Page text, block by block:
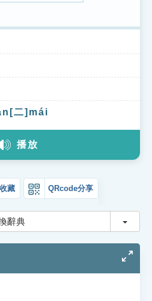
二]mái
播放
藏 QRcode分享
辭典 切換